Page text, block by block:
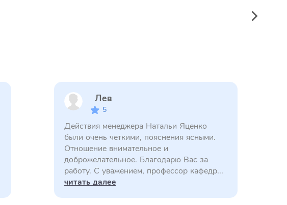
Лев
5
Действия менеджера Натальи Яценко
были очень четкими, пояснения ясными.
Отношение внимательное и
доброжелательное. Благодарю Вас за
работу. С уважением, профессор кафедр...
читать далее